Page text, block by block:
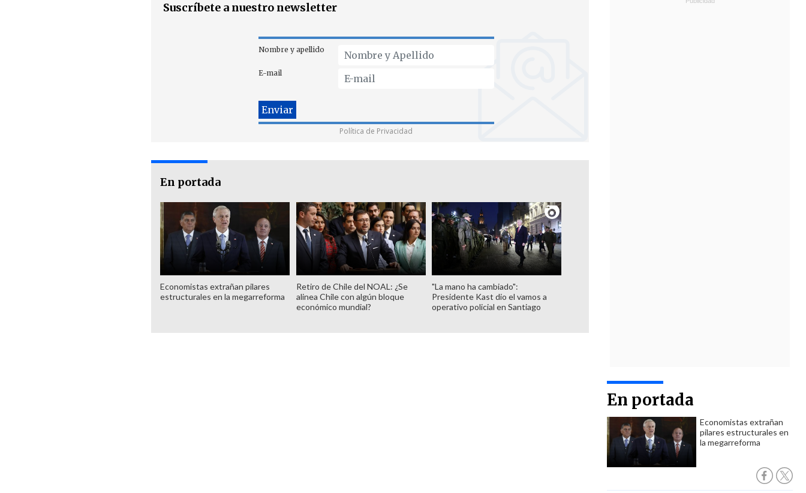
En portada
Economistas extrañan
pilares estructurales en
la megarreforma
Suscríbete a nuestro newsletter
Nombre y apellido
E-mail
Política de Privacidad
En portada
Economistas extrañan pilares
estructurales en la megarreforma
Retiro de Chile del NOAL: ¿Se
alinea Chile con algún bloque
económico mundial?
"La mano ha cambiado":
Presidente Kast dio el vamos a
operativo policial en Santiago